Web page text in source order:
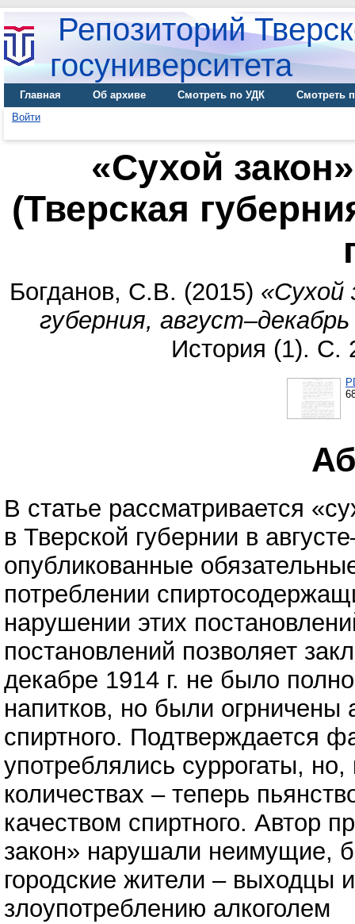
Репозиторий
госуниверситета
Главная Об архиве Смотреть по УДК
Смотреть
Войти
«Сухой
(Тверская
Богданов, С.В. (2015) «Сухой
губерния,
История (1). С.
В статье рассматривается
в Тверской губернии в
опубликованные
потреблении
нарушении этих
постановлений позволяет
декабре 1914 г. не было
напитков, но были
спиртного. Подтверждается
употреблялись суррогаты,
количествах – теперь
качеством спиртного. Автор
закон» нарушали неимущие,
городские жители – выходцы
злоупотреблению алкоголем